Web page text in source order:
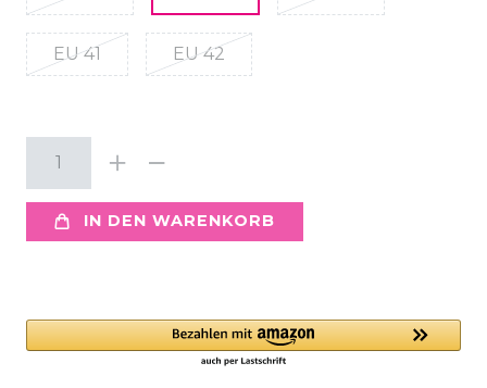
EU 41 EU 42
IN DEN WARENKORB